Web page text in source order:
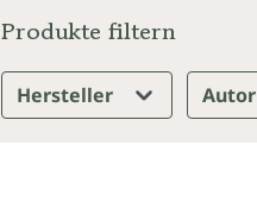
Produkte filtern
Hersteller Autor